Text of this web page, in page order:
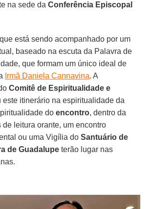
na sede daConferência Episcopal
está sendo acompanhado por um
baseado na escuta da Palavra de
que formam um único ideal de
Irmã Daniela Cannavina. A
Comitê de Espiritualidade e
este itinerário na espiritualidade da
doencontro, dentro da
de leitura orante, um encontro
ou uma Vigília doSantuário de
de Guadalupe terão lugar nas